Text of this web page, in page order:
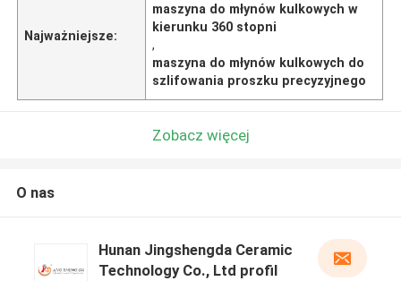
Najważniejsze:
maszyna do młynów kulkowych w
kierunku 360 stopni
,
maszyna do młynów kulkowych do
szlifowania proszku precyzyjnego
Zobacz więcej
O nas
Hunan Jingshengda Ceramic
Technology Co., Ltd profil